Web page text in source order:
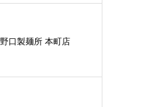
野口製麺所 本町店